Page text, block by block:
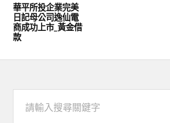
華平所投企業完美
日記母公司逸仙電
商成功上市_黃金借
款